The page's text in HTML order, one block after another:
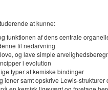
at kunne:
funktionen af dens centrale
til nedarvning
og lave simple
i evolution
typer af kemiske bindinger
ioner samt opskrive Lewis-strukturer